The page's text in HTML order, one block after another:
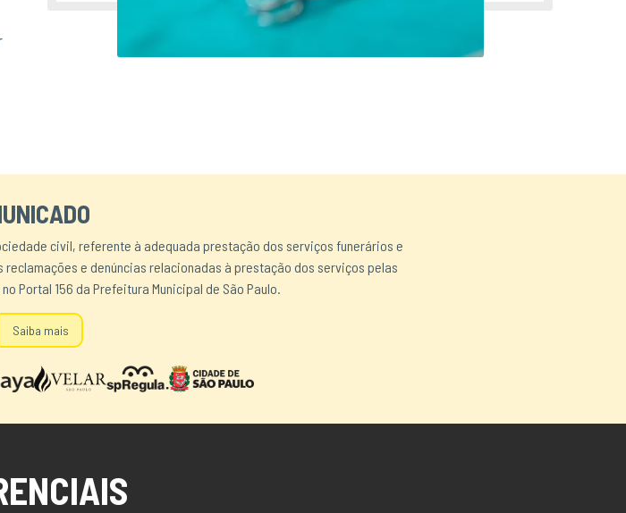
civil, referente à adequada prestação dos serviços funerários e
e denúncias relacionadas à prestação dos serviços pelas
Portal 156 da Prefeitura Municipal de São Paulo.
Saiba mais